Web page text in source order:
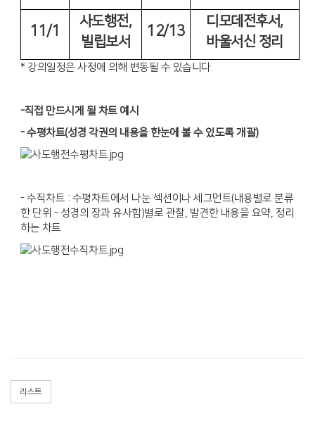
11/1
사도행전,
빌립보서
12/13
디모데전후서,
바울서신 정리
* 강의일정은 사정에 의해 변동될 수 있습니다.
-직접 만드시게 될 차트 예시
- 수평차트(성경 각권의 내용을 한눈에 볼 수 있도록 개괄)
- 수직차트 : 수평차트에서 나눈 섹션이나 세그먼트(내용별로 분류
한 단위 - 성경의 장과 유사함)별로 관찰, 발견한 내용을 요약, 정리
하는 차트
리스트